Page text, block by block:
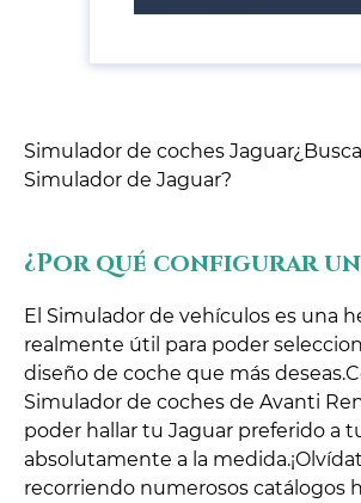
Simulador de coches
Simulador de Jaguar?
¿Por qué configurar un
El Simulador de vehículos es una
realmente útil para poder
diseño de coche que más
Simulador de coches de Avanti
poder hallar tu Jaguar preferido a
absolutamente a la
recorriendo numerosos catálogos